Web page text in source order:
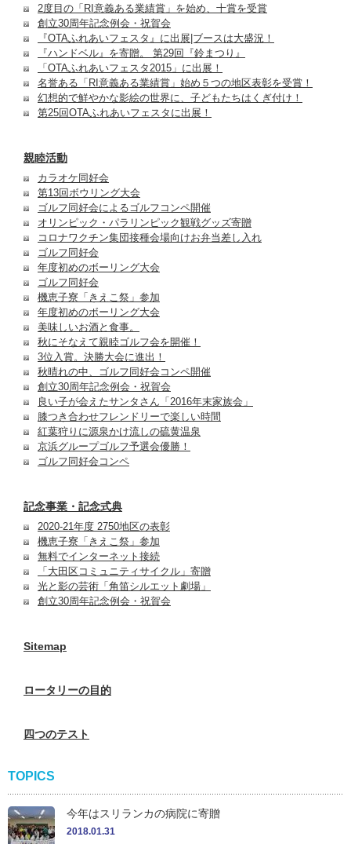
2度目の「RI意義ある業績賞」を始め、十賞を受賞
創立30周年記念例会・祝賀会
『OTAふれあいフェスタ』に出展|ブースは大盛況！
『ハンドベル』を寄贈。 第29回『鈴まつり』
「OTAふれあいフェスタ2015」に出展！
名誉ある「RI意義ある業績賞」始め５つの地区表彰を受賞！
幻想的で鮮やかな影絵の世界に、子どもたちはくぎ付け！
第25回OTAふれあいフェスタに出展！
親睦活動
カラオケ同好会
第13回ボウリング大会
ゴルフ同好会によるゴルフコンペ開催
オリンピック・パラリンピック観戦グッズ寄贈
コロナワクチン集団接種会場向けお弁当差し入れ
ゴルフ同好会
年度初めのボーリング大会
ゴルフ同好会
機恵子寮「きえこ祭」参加
年度初めのボーリング大会
美味しいお酒と食事。
秋にそなえて親睦ゴルフ会を開催！
3位入賞。決勝大会に進出！
秋晴れの中、ゴルフ同好会コンペ開催
創立30周年記念例会・祝賀会
良い子が会えたサンタさん「2016年末家族会」
膝つき合わせフレンドリーで楽しい時間
紅葉狩りに源泉かけ流しの硫黄温泉
京浜グループゴルフ予選会優勝！
ゴルフ同好会コンペ
記念事業・記念式典
2020-21年度 2750地区の表彰
機恵子寮「きえこ祭」参加
無料でインターネット接続
「大田区コミュニティサイクル」寄贈
光と影の芸術「角笛シルエット劇場」
創立30周年記念例会・祝賀会
Sitemap
ロータリーの目的
四つのテスト
TOPICS
今年はスリランカの病院に寄贈
2018.01.31